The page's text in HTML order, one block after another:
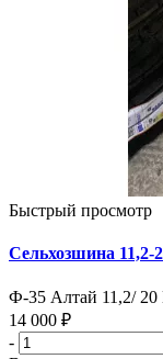
Быстрый просмотр
Сельхозшина 11,2-
Ф-35 Алтай 11,2/
14 000 ₽
-